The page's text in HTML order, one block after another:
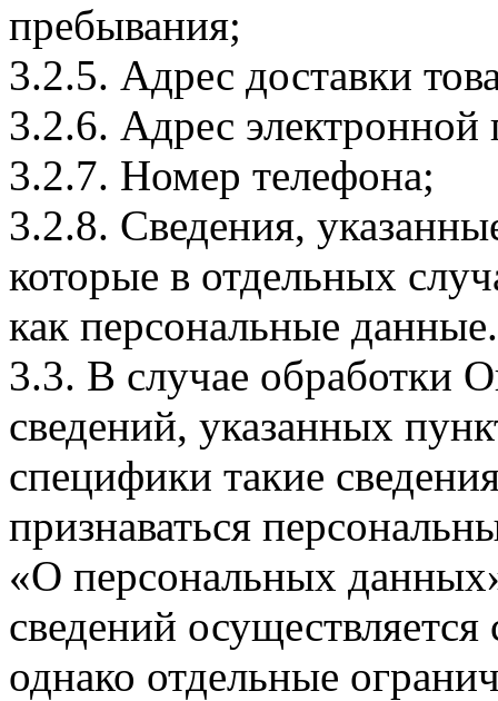
пребывания;
3.2.5. Адрес доставки
3.2.6. Адрес электронной
3.2.7. Номер телефона;
3.2.8. Сведения,
которые в отдельных
как персональные данные.
3.3. В случае обработки
сведений, указанных
специфики такие
признаваться
«О персональных
сведений
однако отдельные